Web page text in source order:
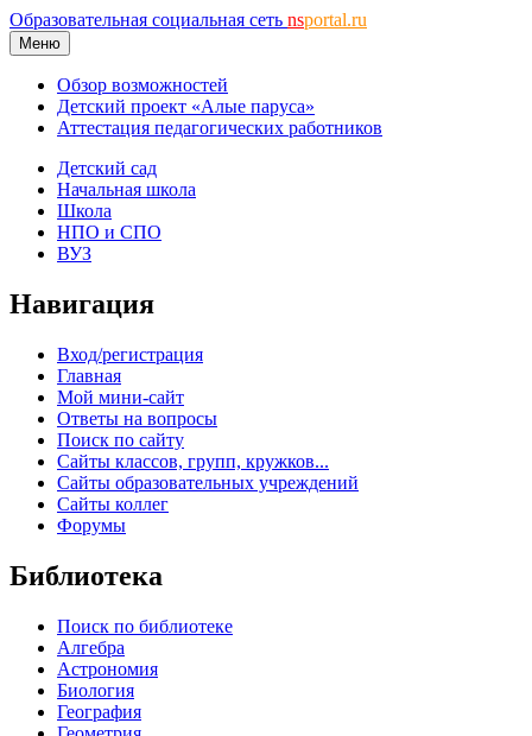
Образовательная социальная сеть nsportal.ru
Меню
Обзор возможностей
Детский проект «Алые паруса»
Аттестация педагогических работников
Детский сад
Начальная школа
Школа
НПО и СПО
ВУЗ
Навигация
Вход/регистрация
Главная
Мой мини-сайт
Ответы на вопросы
Поиск по сайту
Сайты классов, групп, кружков...
Сайты образовательных учреждений
Сайты коллег
Форумы
Библиотека
Поиск по библиотеке
Алгебра
Астрономия
Биология
География